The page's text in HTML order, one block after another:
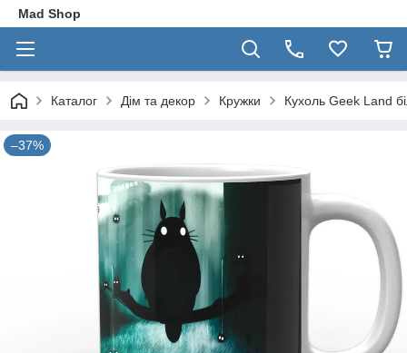
Mad Shop
Каталог Дім та декор Кружки Кухоль Geek Land
–37%